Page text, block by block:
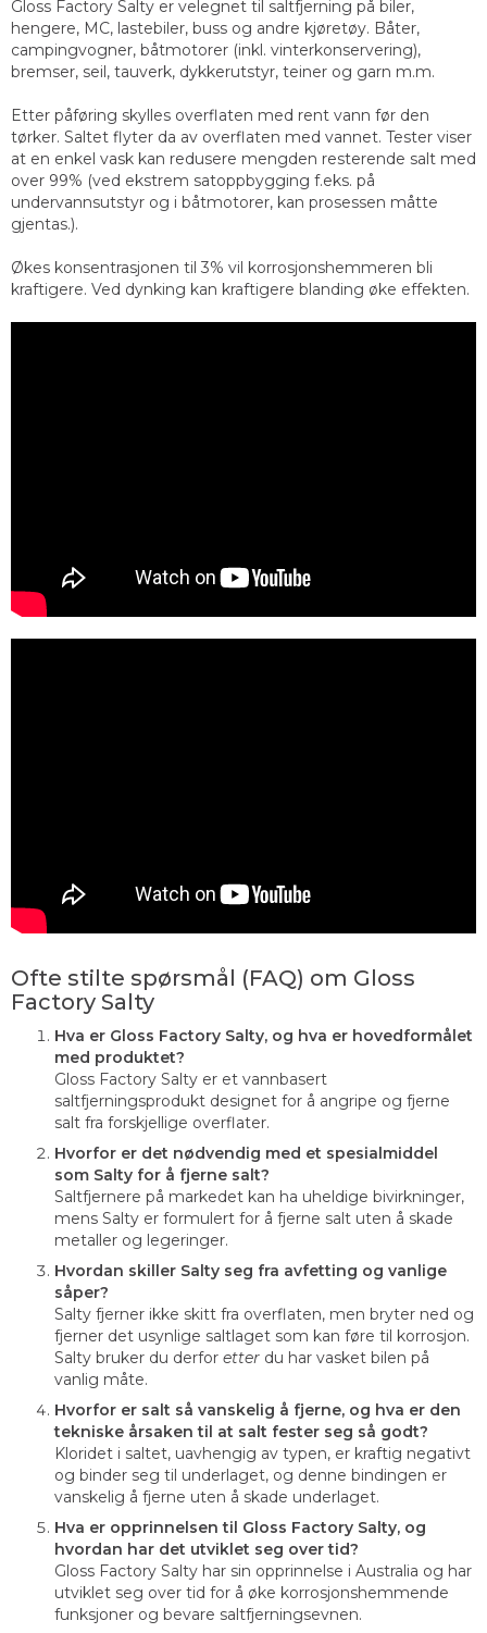
Gloss Factory Salty er velegnet til saltfjerning på biler,
hengere, MC, lastebiler, buss og andre kjøretøy. Båter,
campingvogner, båtmotorer (inkl. vinterkonservering),
bremser, seil, tauverk, dykkerutstyr, teiner og garn m.m.
Etter påføring skylles overflaten med rent vann før den
tørker. Saltet flyter da av overflaten med vannet. Tester viser
at en enkel vask kan redusere mengden resterende salt med
over 99% (ved ekstrem satoppbygging f.eks. på
undervannsutstyr og i båtmotorer, kan prosessen måtte
gjentas.).
Økes konsentrasjonen til 3% vil korrosjonshemmeren bli
kraftigere. Ved dynking kan kraftigere blanding øke effekten.
Ofte stilte spørsmål (FAQ) om Gloss
Factory Salty
Hva er Gloss Factory Salty, og hva er hovedformålet
med produktet?
Gloss Factory Salty er et vannbasert
saltfjerningsprodukt designet for å angripe og fjerne
salt fra forskjellige overflater.
Hvorfor er det nødvendig med et spesialmiddel
som Salty for å fjerne salt?
Saltfjernere på markedet kan ha uheldige bivirkninger,
mens Salty er formulert for å fjerne salt uten å skade
metaller og legeringer.
Hvordan skiller Salty seg fra avfetting og vanlige
såper?
Salty fjerner ikke skitt fra overflaten, men bryter ned og
fjerner det usynlige saltlaget som kan føre til korrosjon.
Salty bruker du derfor etter du har vasket bilen på
vanlig måte.
Hvorfor er salt så vanskelig å fjerne, og hva er den
tekniske årsaken til at salt fester seg så godt?
Kloridet i saltet, uavhengig av typen, er kraftig negativt
og binder seg til underlaget, og denne bindingen er
vanskelig å fjerne uten å skade underlaget.
Hva er opprinnelsen til Gloss Factory Salty, og
hvordan har det utviklet seg over tid?
Gloss Factory Salty har sin opprinnelse i Australia og har
utviklet seg over tid for å øke korrosjonshemmende
funksjoner og bevare saltfjerningsevnen.